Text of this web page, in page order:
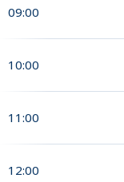
09:00
10:00
11:00
12:00